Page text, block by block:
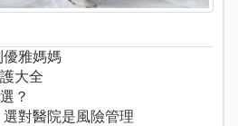
優雅媽媽
大全
？
對醫院是風險管理